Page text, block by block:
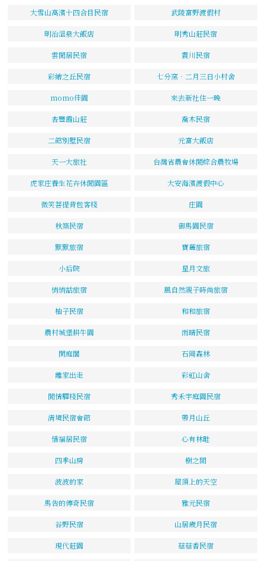
大雪山高濱十四合目民宿 武陵富野渡假村
明治溫泉大飯店 明秀山莊民宿
雲閒居民宿 震川民宿
彩繪之丘民宿 七分窯‧二月三日小村舍
momo佳園 來去新社住一晚
杏豐霞山莊 喬木民宿
二館別墅民宿 元富大飯店
天一大旅社 台灣省農會休閒綜合農牧場
虎家庄養生花卉休閒園區 大安海濱渡假中心
微笑菩提背包客棧 庄園
秋築民宿 御馬園民宿
默默旅宿 寶麗旅宿
小后院 星月文旅
悄悄話旅宿 風自然親子時尚旅宿
柚子民宿 和和旅宿
農村城堡耕牛園 雨晴民宿
閑庭閣 石岡森林
離家出走 彩虹山舍
閒情驛棧民宿 秀禾宇庭園民宿
清境民宿會館 帶月山丘
惜福居民宿 心有林畦
四季山房 樹之間
波波的家 屋頂上的天空
馬告的傳奇民宿 雅元民宿
谷野民宿 山居歲月民宿
現代莊園 菇菇香民宿